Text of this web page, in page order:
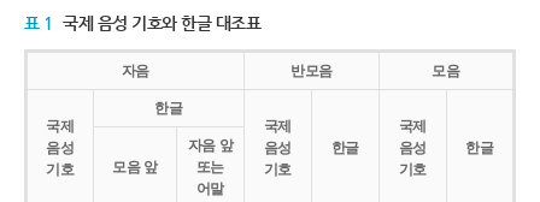
표 1 국제 음성 기호와 한글 대조표
자음 반모음 모음
국제
음성
기호
한글
국제
음성
기호
한글
국제
음성
기호
한글
모음 앞
자음 앞
또는
어말